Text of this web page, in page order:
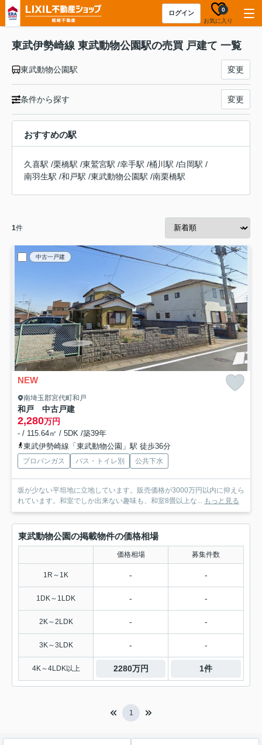
ログイン
お気に入り
0
東武伊勢崎線 東武動物公園駅の売買 戸建て 一覧
東武動物公園駅 変更
条件から探す 変更
おすすめの駅
久喜駅 /栗橋駅 /東鷲宮駅 /幸手駅 /桶川駅 /白岡駅 /
南羽生駅 /和戸駅 /東武動物公園駅 /南栗橋駅
1件
中古一戸建
NEW
南埼玉郡宮代町和戸
和戸 中古戸建
2,280万円
- / 115.64㎡ / 5DK /築39年
東武伊勢崎線「東武動物公園」駅 徒歩36分
プロパンガス バス・トイレ別 公共下水
坂が少ない平坦地に立地しています。販売価格が3000万円以内に抑えら
れています。和室でしか出来ない趣味も、和室8畳以上な... もっと見る
東武動物公園の掲載物件の価格相場
価格相場 募集件数
1R～1K - -
1DK～1LDK - -
2K～2LDK - -
3K～3LDK - -
4K～4LDK以上 2280万円 1件
1